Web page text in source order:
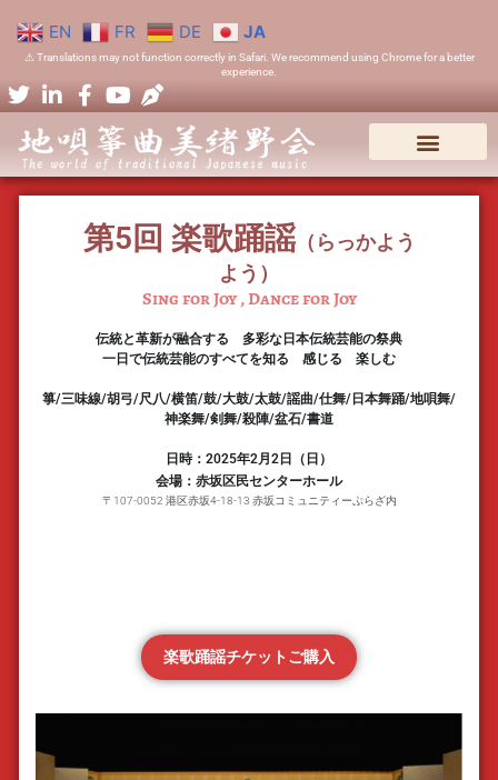
⚠ Translations may not function correctly in Safari. We recommend using Chrome for a better
experience.
第5回 楽歌踊謡（らっかよう
よう）
Sing for Joy , Dance for Joy
伝統と革新が融合する 多彩な日本伝統芸能の祭典
一日で伝統芸能のすべてを知る 感じる 楽しむ
箏/三味線/胡弓/尺八/横笛/鼓/大鼓/太鼓/謡曲/仕舞/日本舞踊/地唄舞/
神楽舞/剣舞/殺陣/盆石/書道
日時：2025年2月2日（日）
会場：赤坂区民センターホール
〒107-0052 港区赤坂4-18-13 赤坂コミュニティーぷらざ内
楽歌踊謡チケットご購入
EN FR DE JA